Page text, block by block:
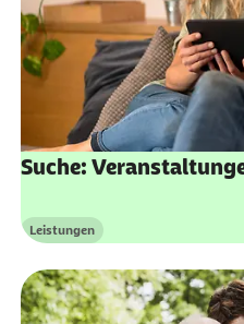
Suche:
Kategorie
Leistungen